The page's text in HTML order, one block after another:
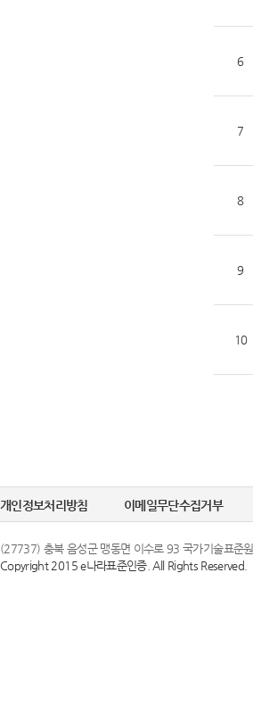
6
7
8
9
10
개인정보처리방침 이메일무단수집거부
(27737) 충북 음성군 맹동면 이수로 93 국가기술표준원
Copyright 2015 e나라표준인증. All Rights Reserved.